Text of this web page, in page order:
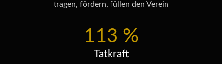
tragen, fördern, füllen den Verein
113 %
Tatkraft